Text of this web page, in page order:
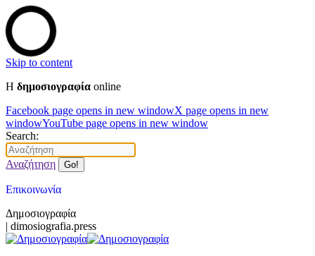
Skip to content
Η δημοσιογραφία online
Facebook page opens in new windowX page opens in new
windowYouTube page opens in new window
Search:
Αναζήτηση
Επικοινωνία
Δημοσιογραφία
| dimosiografia.press